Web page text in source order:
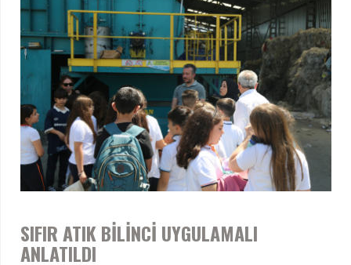
SIFIR ATIK BİLİNCİ UYGULAMALI
ANLATILDI